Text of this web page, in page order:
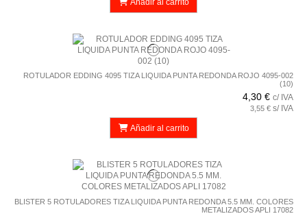
Añadir al carrito
ROTULADOR EDDING 4095 TIZA LIQUIDA PUNTA REDONDA ROJO 4095-002
(10)
4,30 € c/ IVA
3,55 € s/ IVA
Añadir al carrito
BLISTER 5 ROTULADORES TIZA LIQUIDA PUNTA REDONDA 5.5 MM. COLORES
METALIZADOS APLI 17082